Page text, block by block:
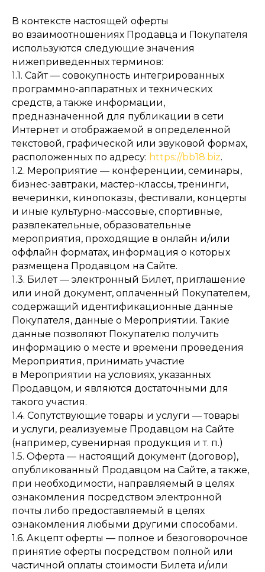
В контексте настоящей оферты
во взаимоотношениях Продавца и Покупателя
используются следующие значения
нижеприведенных терминов:
1.1. Сайт — совокупность интегрированных
программно-аппаратных и технических
средств, а также информации,
предназначенной для публикации в сети
Интернет и отображаемой в определенной
текстовой, графической или звуковой формах,
расположенных по адресу: https://bb18.biz.
1.2. Мероприятие — конференции, семинары,
бизнес-завтраки, мастер-классы, тренинги,
вечеринки, кинопоказы, фестивали, концерты
и иные культурно-массовые, спортивные,
развлекательные, образовательные
мероприятия, проходящие в онлайн и/или
оффлайн форматах, информация о которых
размещена Продавцом на Сайте.
1.3. Билет — электронный Билет, приглашение
или иной документ, оплаченный Покупателем,
содержащий идентификационные данные
Покупателя, данные о Мероприятии. Такие
данные позволяют Покупателю получить
информацию о месте и времени проведения
Мероприятия, принимать участие
в Мероприятии на условиях, указанных
Продавцом, и являются достаточными для
такого участия.
1.4. Сопутствующие товары и услуги — товары
и услуги, реализуемые Продавцом на Сайте
(например, сувенирная продукция и т. п.)
1.5. Оферта — настоящий документ (договор),
опубликованный Продавцом на Сайте, а также,
при необходимости, направляемый в целях
ознакомления посредством электронной
почты либо предоставляемый в целях
ознакомления любыми другими способами.
1.6. Акцепт оферты — полное и безоговорочное
принятие оферты посредством полной или
частичной оплаты стоимости Билета и/или